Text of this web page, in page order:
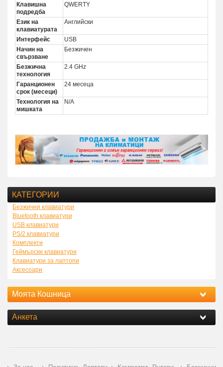
Клавишна
подредба
QWERTY
Език на
клавиатурата
Английски
Интерфейс
USB
Начин на
свързване
Безжичен
Безжична
технология
2.4 GHz
Гаранционен
срок (месеци)
24 месеца
Технология на
мишката
N/A
КАТЕГОРИИ
Безжични клавиатури
Bluetooth клавиатури
USB клавиатури
PS/2 клавиатури
Комплекти
Геймърски клавиатури
Клавиатури за лаптопи
Аксесоари
Моята Кошница
Анкета